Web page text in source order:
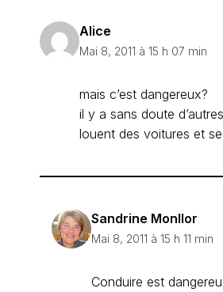
Alice
Mai 8, 2011 à 15 h 07 min
mais c’est dangereux?
il y a sans doute
louent des voitures et
Sandrine Monllor
Mai 8, 2011 à 15 h 11 min
Conduire est